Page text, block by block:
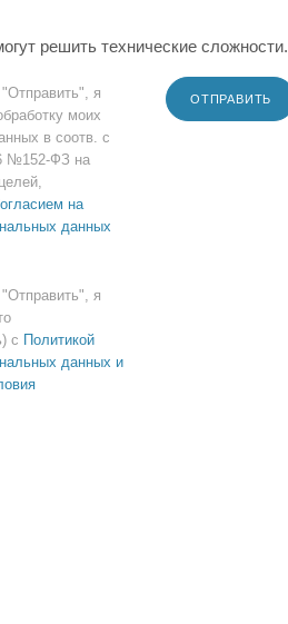
решить технические сложности.
я
моих
в соотв. с
№152-ФЗ на
на
данных
я
с Политикой
данных и
ОТПРАВИТЬ